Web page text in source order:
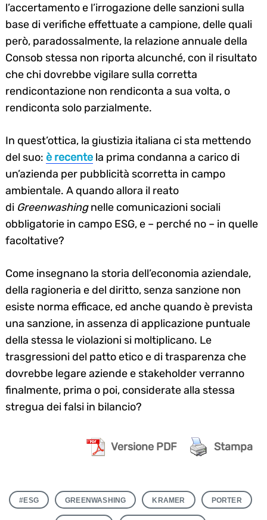
l’accertamento e l’irrogazione delle sanzioni sulla
base di verifiche effettuate a campione, delle quali
però, paradossalmente, la relazione annuale della
Consob stessa non riporta alcunché, con il risultato
che chi dovrebbe vigilare sulla corretta
rendicontazione non rendiconta a sua volta, o
rendiconta solo parzialmente.
In quest’ottica, la giustizia italiana ci sta mettendo
del suo: è recente la prima condanna a carico di
un’azienda per pubblicità scorretta in campo
ambientale. A quando allora il reato
di Greenwashingnelle comunicazioni sociali
obbligatorie in campo ESG, e – perché no – in quelle
facoltative?
Come insegnano la storia dell’economia aziendale,
della ragioneria e del diritto, senza sanzione non
esiste norma efficace, ed anche quando è prevista
una sanzione, in assenza di applicazione puntuale
della stessa le violazioni si moltiplicano. Le
trasgressioni del patto etico e di trasparenza che
dovrebbe legare aziende e stakeholder verranno
finalmente, prima o poi, considerate alla stessa
stregua dei falsi in bilancio?
Versione PDF Stampa
#ESG GREENWASHING KRAMER PORTER